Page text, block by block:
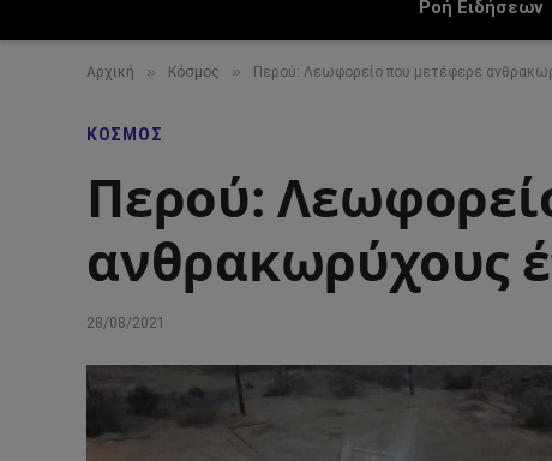
Ροή Ειδήσεων
Αρχική » Κόσμος » Περού: Λεωφορείο που μετέφερε
ΚΌΣΜΟΣ
Περού:
ανθρακωρύχους
28/08/2021